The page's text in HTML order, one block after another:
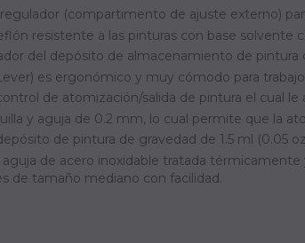
(compartimento de ajuste externo)
resistente a las pinturas con base solvente
del depósito de almacenamiento de
es ergonómico y muy cómodo para
de atomización/salida de pintura el cual
y aguja de 0.2 mm, lo cual permite que la
de pintura de gravedad de 1.5 ml (0.05
de acero inoxidable tratada
de tamaño mediano con facilidad.